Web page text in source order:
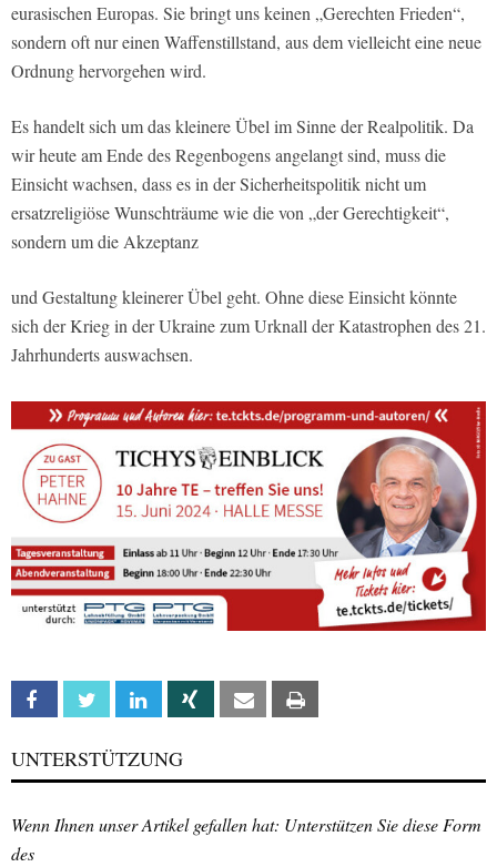
eurasischen Europas. Sie bringt uns keinen „Gerechten Frieden“,
sondern oft nur einen Waffenstillstand, aus dem vielleicht eine neue
Ordnung hervorgehen wird.
Es handelt sich um das kleinere Übel im Sinne der Realpolitik. Da
wir heute am Ende des Regenbogens angelangt sind, muss die
Einsicht wachsen, dass es in der Sicherheitspolitik nicht um
ersatzreligiöse Wunschträume wie die von „der Gerechtigkeit“,
sondern um die Akzeptanz
und Gestaltung kleinerer Übel geht. Ohne diese Einsicht könnte
sich der Krieg in der Ukraine zum Urknall der Katastrophen des 21.
Jahrhunderts auswachsen.
Facebook Twitter Linkedin Xing Email
UNTERSTÜTZUNG
Wenn Ihnen unser Artikel gefallen hat: Unterstützen Sie diese Form
des